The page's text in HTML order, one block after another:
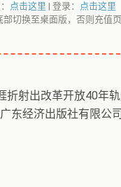
点击这里 | 登录：
点击这里
切换至桌面版，否则充值
折射出改革开放40年
东经济出版社有限公